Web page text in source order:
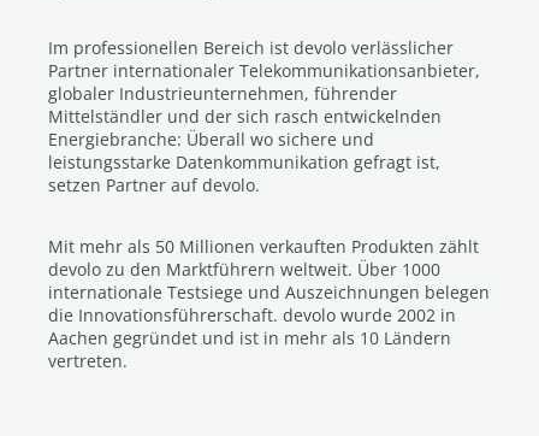
Im professionellen Bereich ist devolo verlässlicher
Partner internationaler Telekommunikationsanbieter,
globaler Industrieunternehmen, führender
Mittelständler und der sich rasch entwickelnden
Energiebranche: Überall wo sichere und
leistungsstarke Datenkommunikation gefragt ist,
setzen Partner auf devolo.
Mit mehr als 50 Millionen verkauften Produkten zählt
devolo zu den Marktführern weltweit. Über 1000
internationale Testsiege und Auszeichnungen belegen
die Innovationsführerschaft. devolo wurde 2002 in
Aachen gegründet und ist in mehr als 10 Ländern
vertreten.